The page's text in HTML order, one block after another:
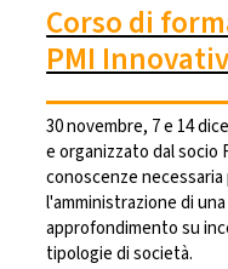
Corso di
PMI
30 novembre, 7 e 14
e organizzato dal socio
conoscenze
l'amministrazione di
approfondimento su
tipologie di società.